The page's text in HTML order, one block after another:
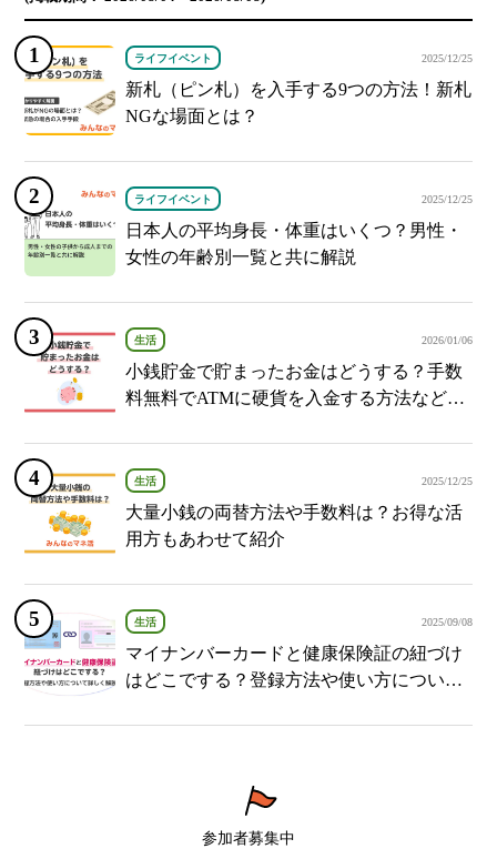
ライフイベント 2025/12/25
新札（ピン札）を入手する9つの方法！新札
NGな場面とは？
ライフイベント 2025/12/25
日本人の平均身長・体重はいくつ？男性・
女性の年齢別一覧と共に解説
生活 2026/01/06
小銭貯金で貯まったお金はどうする？手数
料無料でATMに硬貨を入金する方法など紹
生活 2025/12/25
大量小銭の両替方法や手数料は？お得な活
用方もあわせて紹介
生活 2025/09/08
マイナンバーカードと健康保険証の紐づけ
はどこでする？登録方法や使い方について
参加者募集中